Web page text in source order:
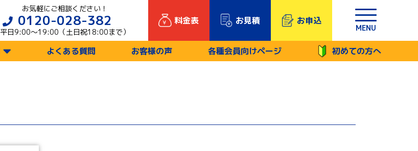
お気軽にご相談ください！
0120-028-382
平日9:00〜19:00（土日祝18:00まで）
料金表 お見積 お申込
MENU
よくある質問 お客様の声 各種会員向けページ 初めての方へ